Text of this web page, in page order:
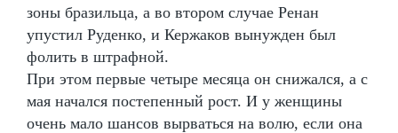
зоны бразильца, а во втором случае Ренан
упустил Руденко, и Кержаков вынужден был
фолить в штрафной.
При этом первые четыре месяца он снижался, а с
мая начался постепенный рост. И у женщины
очень мало шансов вырваться на волю, если она